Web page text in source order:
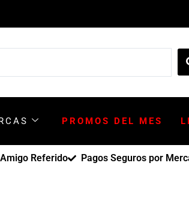
PROMOS DEL MES
Referido Pagos Seguros por